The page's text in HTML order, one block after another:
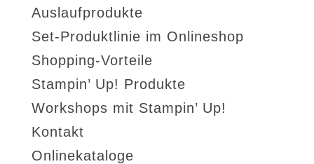
Auslaufprodukte
Set-Produktlinie im Onlineshop
Shopping-Vorteile
Stampin’ Up! Produkte
Workshops mit Stampin’ Up!
Kontakt
Onlinekataloge